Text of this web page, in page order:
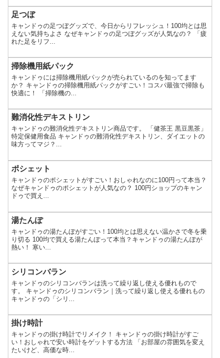
足つぼ
キャンドゥの足つぼグッズで、今日からリフレッシュ！100均とは思
えない気持ちよさ なぜキャンドゥの足つぼグッズが人気なの？ 「疲
れた足をリフ...
掃除機用紙パック
キャンドゥには掃除機用紙パックが売られているのを知ってます
か？ キャンドゥの掃除機用紙パックがすごい！コスパ最強で掃除も
快適に！ 「掃除機の...
難消化性デキストリン
キャンドゥの難消化性デキストリン商品です。 「健茶王 黒豆黒茶」
特定保健用食品 キャンドゥの難消化性デキストリン、ダイエットの
味方ってマジ？...
ポシェット
キャンドゥのポシェットがすごい！おしゃれなのに100円って本当？
なぜキャンドゥのポシェットが人気なの？ 100円ショップのキャン
ドゥで買え...
湯たんぽ
キャンドゥの湯たんぽがすごい！100均とは思えない温かさで冬を乗
り切る 100均で買える湯たんぽって本当？キャンドゥの湯たんぽが
熱い！ 寒い...
シリコンバラン
キャンドゥのシリコンバランは洗って繰り返し使える優れもので
す。 キャンドゥのシリコンバラン｜洗って繰り返し使える優れもの
キャンドゥの「シリ...
掛け時計
キャンドゥの掛け時計でリメイク！ キャンドゥの掛け時計がすご
い！おしゃれで安い時計をゲットする方法 「お部屋の雰囲気を変え
たいけど、高価な時...